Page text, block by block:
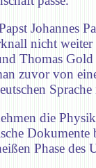
Johannes
nicht
Thomas
zuvor von
die
Dokumente
Phase des